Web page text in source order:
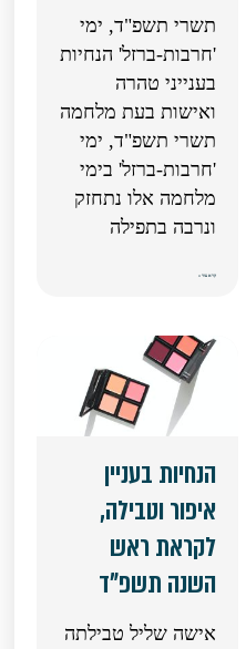
תשרי תשפ"ד, ימי
'חרבות-ברזל' הנחיות
בענייני טהרה
ואישות בעת מלחמה
תשרי תשפ"ד, ימי
'חרבות-ברזל' בימי
מלחמה אלו נתחזק
ונרבה בתפילה
קרא עוד »
הנחיות בעניין
איפור וטבילה,
לקראת ראש
השנה תשפ"ד
אישה שליל טבילתה